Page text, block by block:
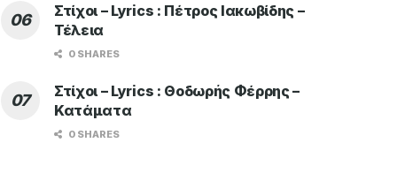
Στίχοι – Lyrics : Πέτρος Ιακωβίδης –
Τέλεια
0 SHARES
Στίχοι – Lyrics : Θοδωρής Φέρρης –
Κατάματα
0 SHARES